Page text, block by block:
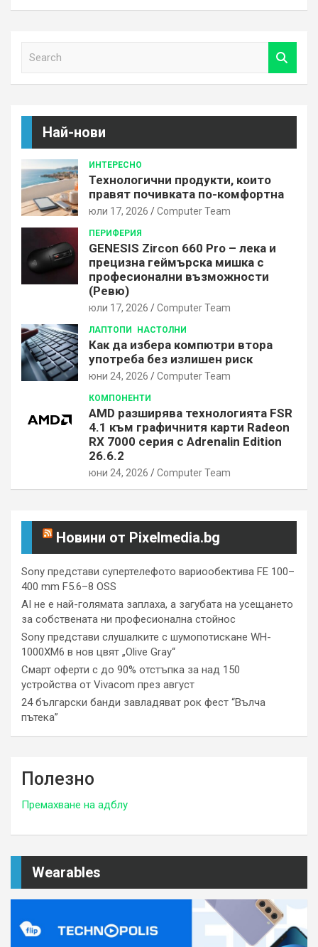
Най-нови
ИНТЕРЕСНО
Технологични продукти, които
правят почивката по-комфортна
юли 17, 2026 Computer Team
ПЕРИФЕРИЯ
GENESIS Zircon 660 Pro – лека и
прецизна геймърска мишка с
професионални възможности
(Ревю)
юли 17, 2026 Computer Team
ЛАПТОПИ НАСТОЛНИ
Как да избера компютри втора
употреба без излишен риск
юни 24, 2026 Computer Team
КОМПОНЕНТИ
AMD разширява технологията FSR
4.1 към графичнитя карти Radeon
RX 7000 серия с Adrenalin Edition
26.6.2
юни 24, 2026 Computer Team
Новини от Pixelmedia.bg
Sony представи супертелефото вариообектива FE 100–
400 mm F5.6–8 OSS
AI не е най-голямата заплаха, а загубата на усещането
за собствената ни професионална стойнос
Sony представи слушалките с шумопотискане WH-
1000XM6 в нов цвят „Olive Gray“
Смарт оферти с до 90% отстъпка за над 150
устройства от Vivacom през август
24 български банди завладяват рок фест “Вълча
пътека”
Полезно
Премахване на адблу
Wearables